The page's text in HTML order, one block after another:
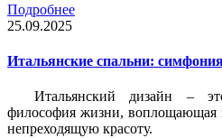
Подробнее
25.09.2025
Итальянские спальни:
Итальянский дизайн –
философия жизни, воплощающая в
непреходящую красоту.